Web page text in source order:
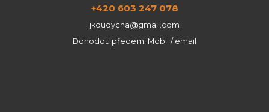
+420 603 247 078
jkdudycha@gmail.com
Dohodou předem: Mobil / email